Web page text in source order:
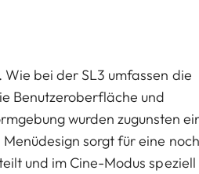
bei der SL3 umfassen die
Benutzeroberfläche und
wurden zugunsten
sorgt für eine noch
und im Cine-Modus speziell